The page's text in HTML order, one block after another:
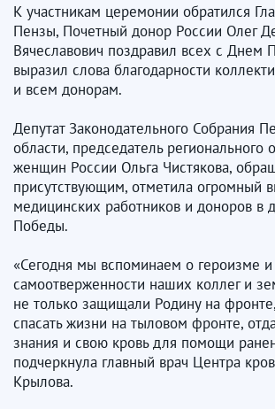
К участникам церемонии обратился
Пензы, Почетный донор России Олег
Вячеславович поздравил всех с Днем
выразил слова благодарности
и всем донорам.
Депутат Законодательного Собрания
области, председатель регионального
женщин России Ольга Чистякова,
присутствующим, отметила огромный
медицинских работников и доноров в
Победы.
«Сегодня мы вспоминаем о героизме и
самоотверженности наших коллег и
не только защищали Родину на
спасать жизни на тыловом фронте,
знания и свою кровь для помощи
подчеркнула главный врач Центра
Крылова.